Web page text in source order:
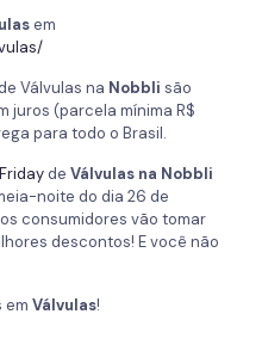
em
Válvulas na Nobbli são
juros (parcela mínima R$
para todo o Brasil.
de Válvulas na Nobbli
noite do dia 26 de
consumidores vão tomar
descontos! E você não
em Válvulas!